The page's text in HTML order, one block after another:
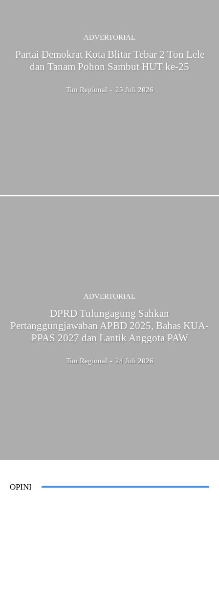
ADVERTORIAL
Partai Demokrat Kota Blitar Tebar 2 Ton Lele
dan Tanam Pohon Sambut HUT ke-25
Tim Regional - 25 Juli 2026
ADVERTORIAL
DPRD Tulungagung Sahkan
Pertanggungjawaban APBD 2025, Bahas KUA-
PPAS 2027 dan Lantik Anggota PAW
Tim Regional - 24 Juli 2026
OPINI